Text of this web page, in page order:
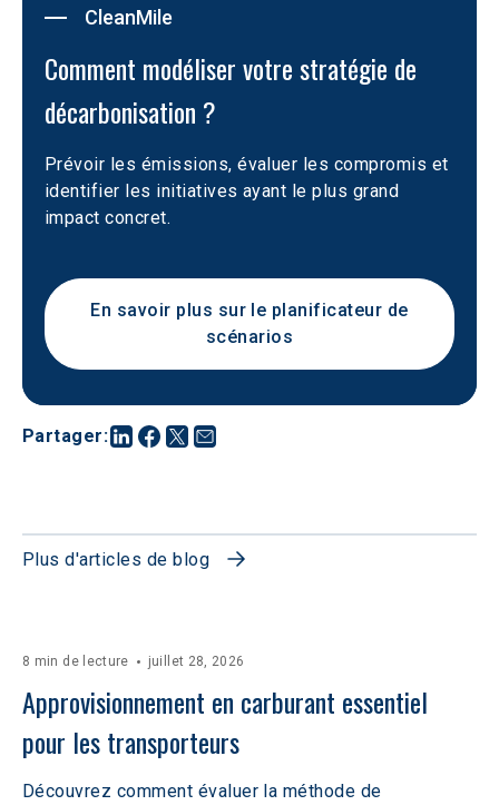
Partager:
CleanMile
Comment modéliser votre stratégie de
décarbonisation ?
Prévoir les émissions, évaluer les compromis et
identifier les initiatives ayant le plus grand
impact concret.
En savoir plus sur le planificateur de
scénarios
Plus d'articles de blog
8 min de lecture juillet 28, 2026
Approvisionnement en carburant essentiel
pour les transporteurs
Découvrez comment évaluer la méthode de